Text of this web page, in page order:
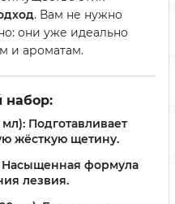
. Вам не нужно
они уже идеально
и ароматам.
набор:
Подготавливает
жёсткую щетину.
Насыщенная формула
лезвия.